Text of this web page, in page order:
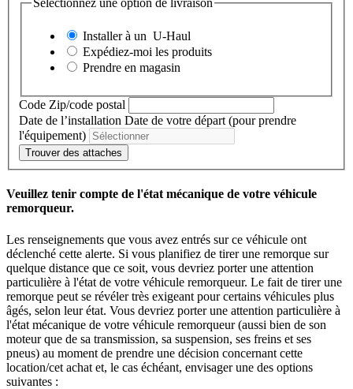
Sélectionnez une option de livraison
Installer à un U-Haul
Expédiez-moi les produits
Prendre en magasin
Code Zip/code postal
Date de l’installation Date de votre départ (pour prendre
l'équipement)
Trouver des attaches
Veuillez tenir compte de l'état mécanique de votre véhicule
remorqueur.
Les renseignements que vous avez entrés sur ce véhicule ont
déclenché cette alerte. Si vous planifiez de tirer une remorque sur
quelque distance que ce soit, vous devriez porter une attention
particulière à l'état de votre véhicule remorqueur. Le fait de tirer une
remorque peut se révéler très exigeant pour certains véhicules plus
âgés, selon leur état. Vous devriez porter une attention particulière à
l'état mécanique de votre véhicule remorqueur (aussi bien de son
moteur que de sa transmission, sa suspension, ses freins et ses
pneus) au moment de prendre une décision concernant cette
location/cet achat et, le cas échéant, envisager une des options
suivantes :